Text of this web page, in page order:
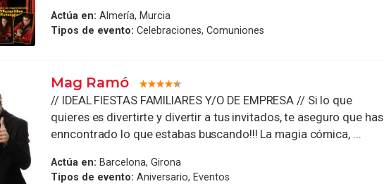
Actúa en: Almería, Murcia
Tipos de evento: Celebraciones, Comuniones
Mag Ramó
// IDEAL FIESTAS FAMILIARES Y/O DE EMPRESA // Si lo que
quieres es divertirte y divertir a tus invitados, te aseguro que has
enncontrado lo que estabas buscando!!! La magia cómica, ...
Actúa en: Barcelona, Girona
Tipos de evento: Aniversario, Eventos